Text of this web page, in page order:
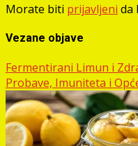
Morate biti prijavljeni da
Vezane objave
Fermentirani Limun i
Probave, Imuniteta i